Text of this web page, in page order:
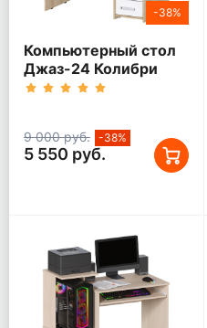
-38%
Компьютерный стол
Джаз-24 Колибри
Дуб Сонома/Белый
9 000 руб. -38%
5 550 руб.